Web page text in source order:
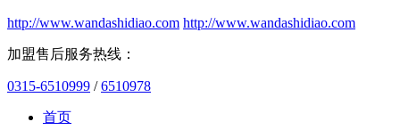
http://www.wandashidiao.com http://www.wandashidiao.com
加盟售后服务热线：
0315-6510999 /6510978
首页